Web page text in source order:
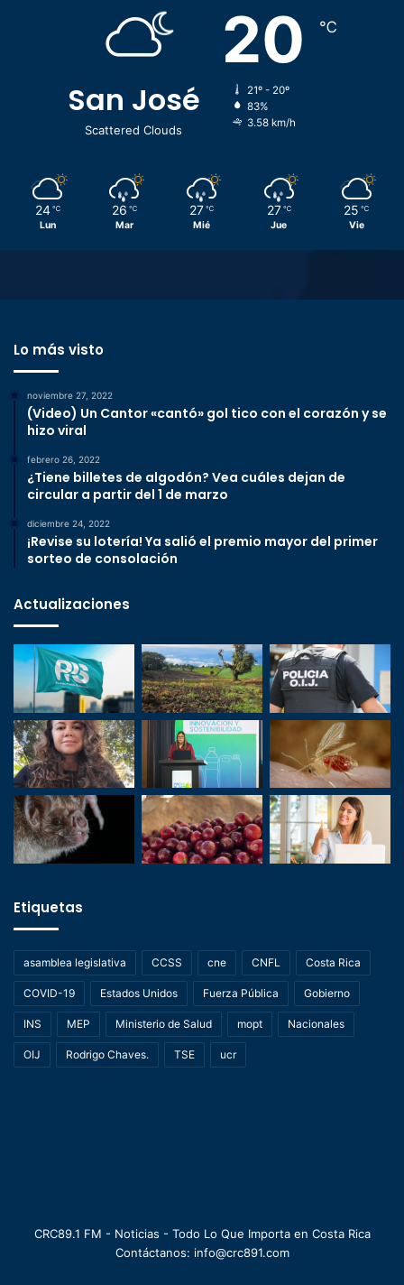
San José
Scattered Clouds
20 ℃
21º - 20º
83%
3.58 km/h
24 ℃
Lun
26 ℃
Mar
27 ℃
Mié
27 ℃
Jue
25 ℃
Vie
Lo más visto
noviembre 27, 2022
(Video) Un Cantor «cantó» gol tico con el corazón y se
hizo viral
febrero 26, 2022
¿Tiene billetes de algodón? Vea cuáles dejan de
circular a partir del 1 de marzo
diciembre 24, 2022
¡Revise su lotería! Ya salió el premio mayor del primer
sorteo de consolación
Actualizaciones
Etiquetas
asamblea legislativa CCSS cne CNFL Costa Rica
COVID-19 Estados Unidos Fuerza Pública Gobierno
INS MEP Ministerio de Salud mopt Nacionales
OIJ Rodrigo Chaves. TSE ucr
CRC89.1 FM - Noticias - Todo Lo Que Importa en Costa Rica
Contáctanos: info@crc891.com